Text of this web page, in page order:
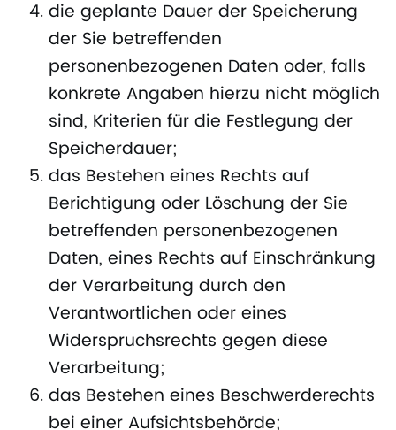
die geplante Dauer der Speicherung
der Sie betreffenden
personenbezogenen Daten oder, falls
konkrete Angaben hierzu nicht möglich
sind, Kriterien für die Festlegung der
Speicherdauer;
das Bestehen eines Rechts auf
Berichtigung oder Löschung der Sie
betreffenden personenbezogenen
Daten, eines Rechts auf Einschränkung
der Verarbeitung durch den
Verantwortlichen oder eines
Widerspruchsrechts gegen diese
Verarbeitung;
das Bestehen eines Beschwerderechts
bei einer Aufsichtsbehörde;